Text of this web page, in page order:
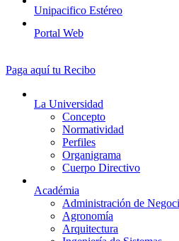
Unipacifico Estéreo
Portal Web
Paga aquí tu Recibo
La Universidad
Concepto
Normatividad
Perfiles
Organigrama
Cuerpo Directivo
Académia
Administración de
Agronomía
Arquitectura